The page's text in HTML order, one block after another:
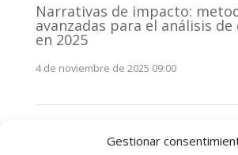
Gestionar
Narrativas de impacto:
avanzadas para el análisis
en 2025
4 de noviembre de 2025 09:00
stakeholders en 2025: La